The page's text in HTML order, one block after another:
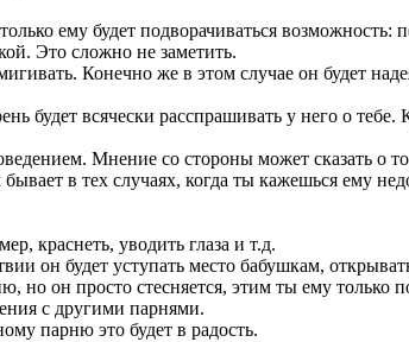
ему будет подворачиваться возможность:
Это сложно не заметить.
Конечно же в этом случае он будет
будет всячески расспрашивать у него о
Мнение со стороны может сказать о
в тех случаях, когда ты кажешься ему
краснеть, уводить глаза и т.д.
он будет уступать место бабушкам,
он просто стесняется, этим ты ему
с другими парнями.
парню это будет в радость.